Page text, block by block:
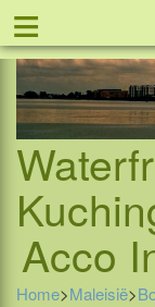
≡
Acco
Home>Maleisië>